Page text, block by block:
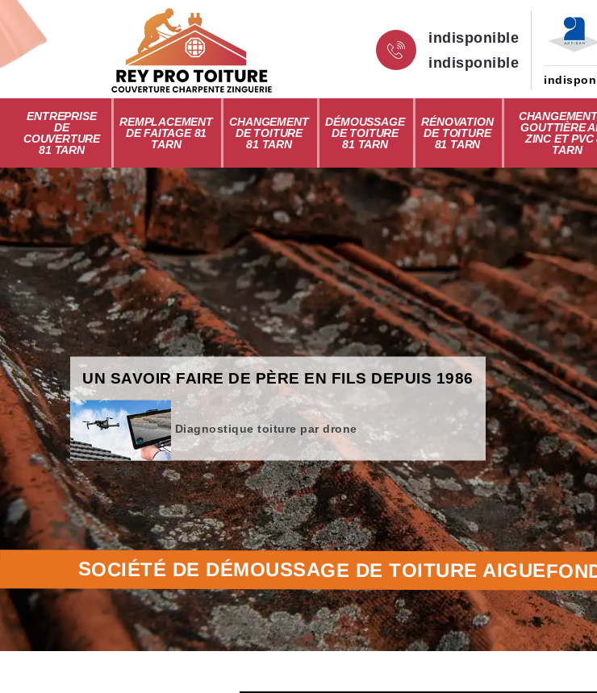
indisponible
indisponible
ENTREPRISE
DE
COUVERTURE
81 TARN
REMPLACEMENT
DE FAITAGE 81
TARN
CHANGEMENT
DE TOITURE
81 TARN
DÉMOUSSAGE
DE TOITURE
81 TARN
RÉNOVATION
DE TOITURE
81 TARN
GOUTTIÈRE
ZINC ET PVC
TARN
UN SAVOIR FAIRE DE PÈRE EN FILS DEPUIS 1986
Diagnostique toiture par drone
SOCIÉTÉ DE DÉMOUSSAGE DE TOITURE